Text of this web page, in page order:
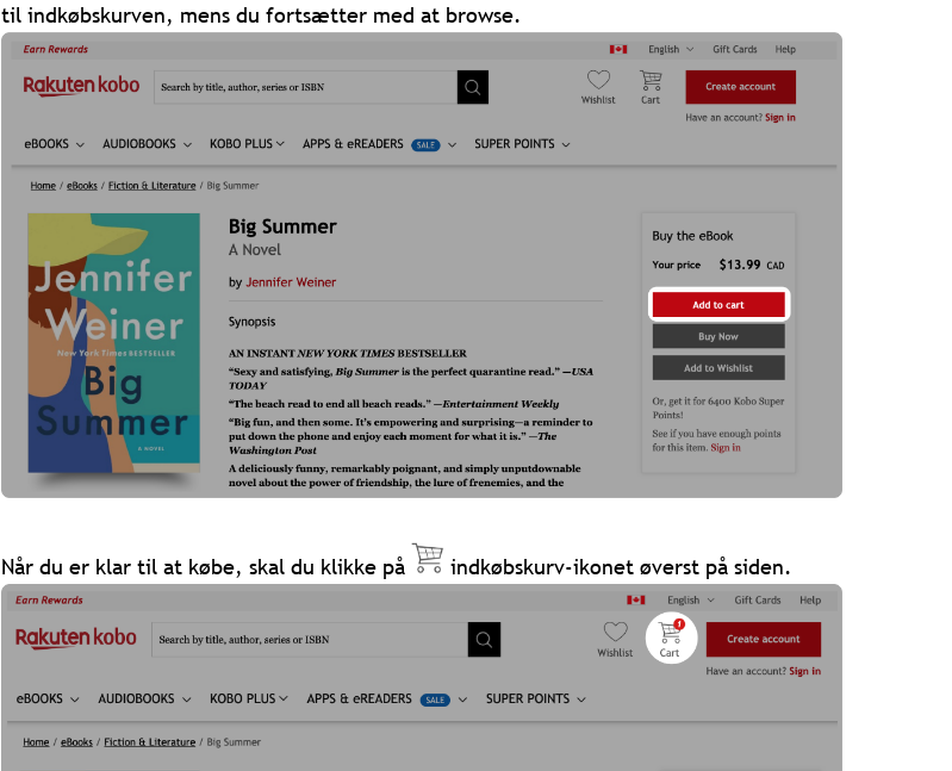
til indkøbskurven, mens du fortsætter med at browse.
Når du er klar til at købe, skal du klikke på indkøbskurv-ikonet øverst på siden.